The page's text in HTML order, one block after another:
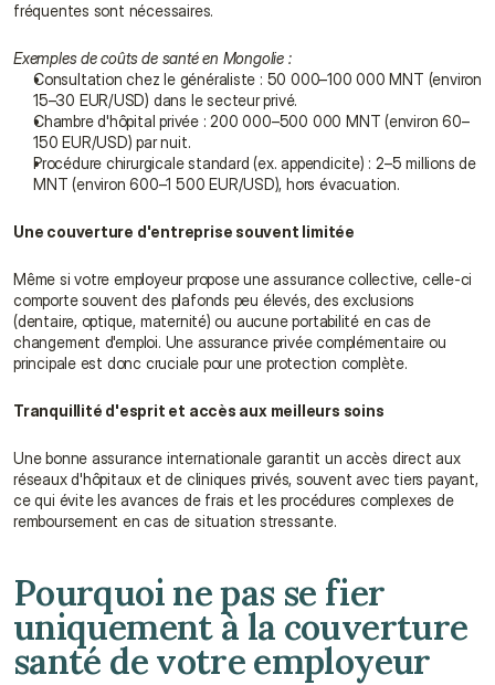
fréquentes sont nécessaires.
Exemples de coûts de santé en Mongolie :
Consultation chez le généraliste : 50 000–100 000 MNT (environ
15–30 EUR/USD) dans le secteur privé.
Chambre d'hôpital privée : 200 000–500 000 MNT (environ 60–
150 EUR/USD) par nuit.
Procédure chirurgicale standard (ex. appendicite) : 2–5 millions de
MNT (environ 600–1 500 EUR/USD), hors évacuation.
Une couverture d'entreprise souvent limitée
Même si votre employeur propose une assurance collective, celle-ci
comporte souvent des plafonds peu élevés, des exclusions
(dentaire, optique, maternité) ou aucune portabilité en cas de
changement d'emploi. Une assurance privée complémentaire ou
principale est donc cruciale pour une protection complète.
Tranquillité d'esprit et accès aux meilleurs soins
Une bonne assurance internationale garantit un accès direct aux
réseaux d'hôpitaux et de cliniques privés, souvent avec tiers payant,
ce qui évite les avances de frais et les procédures complexes de
remboursement en cas de situation stressante.
Pourquoi ne pas se fier
uniquement à la couverture
santé de votre employeur